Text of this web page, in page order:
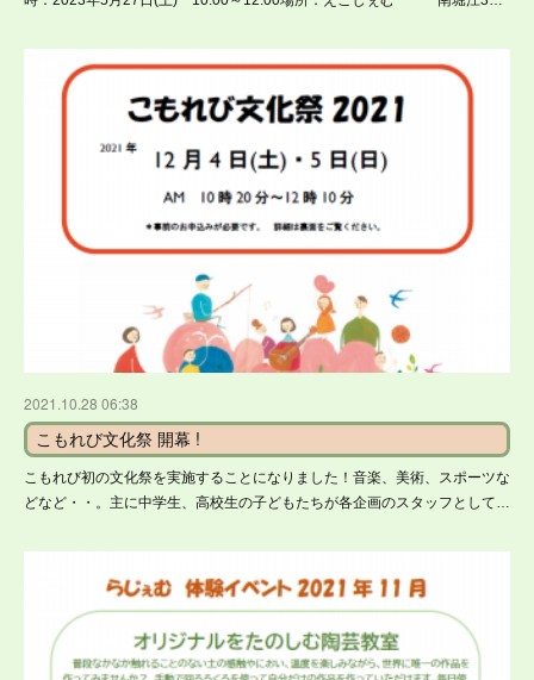
2021.10.28 06:38
こもれび文化祭 開幕 !
こもれび初の文化祭を実施することになりました！音楽、美術、スポーツな
どなど・・。主に中学生、高校生の子どもたちが各企画のスタッフとして…